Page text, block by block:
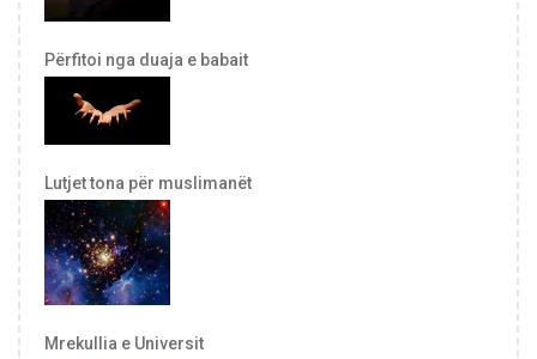
Përfitoi nga duaja e babait
Lutjet tona për muslimanët
Mrekullia e Universit